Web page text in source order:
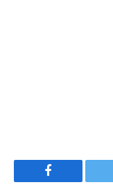
Facebook